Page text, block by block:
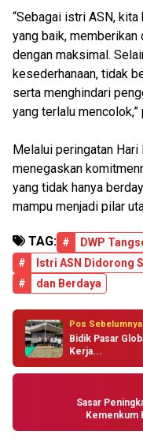
“Sebagai istri ASN,
yang baik, memberikan
dengan maksimal.
kesederhanaan, tidak
serta menghindari
yang terlalu mencolok,”
Melalui peringatan Hari
menegaskan
yang tidak hanya
mampu menjadi pilar
TAG: #
DWP
#
Istri ASN Didorong
#
dan Berdaya
Pos
Bidik Pasar
Kerja...
Sasar
Kemenkum